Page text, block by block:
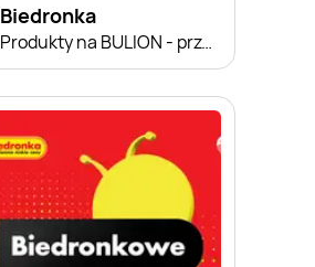
Biedronka
Produkty na BULION - przegląd cen